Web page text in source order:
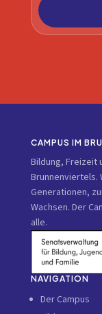
CAMPUS IM
Bildung, Freizeit
Brunnenviertels.
Generationen,
Wachsen. Der
alle.
NAVIGATION
Der Campus